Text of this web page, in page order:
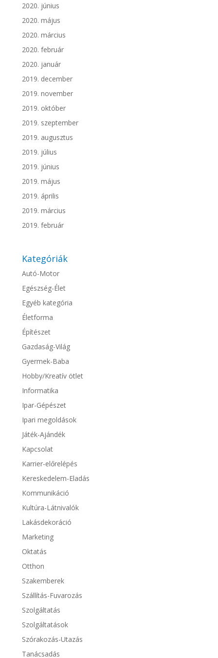
2020. június
2020. május
2020. március
2020. február
2020. január
2019. december
2019. november
2019. október
2019. szeptember
2019. augusztus
2019. július
2019. június
2019. május
2019. április
2019. március
2019. február
Kategóriák
Autó-Motor
Egészség-Élet
Egyéb kategória
Életforma
Építészet
Gazdaság-Világ
Gyermek-Baba
Hobby/Kreatív ötlet
Informatika
Ipar-Gépészet
Ipari megoldások
Játék-Ajándék
Kapcsolat
Karrier-előrelépés
Kereskedelem-Eladás
Kommunikáció
Kultúra-Látnivalók
Lakásdekoráció
Marketing
Oktatás
Otthon
Szakemberek
Szállítás-Fuvarozás
Szolgáltatás
Szolgáltatások
Szórakozás-Utazás
Tanácsadás